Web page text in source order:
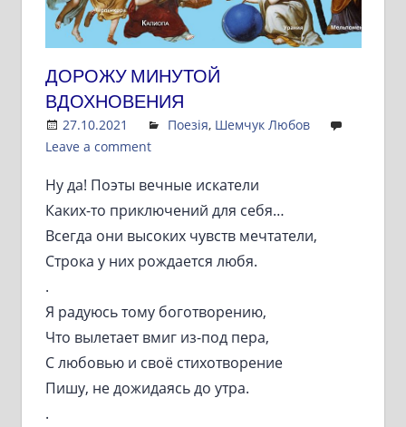
ДОРОЖУ МИНУТОЙ
ВДОХНОВЕНИЯ
27.10.2021 Admin
Поезія, Шемчук Любов
Leave a comment
Ну да! Поэты вечные искатели
Каких-то приключений для себя…
Всегда они высоких чувств мечтатели,
Строка у них рождается любя.
.
Я радуюсь тому боготворению,
Что вылетает вмиг из-под пера,
С любовью и своё стихотворение
Пишу, не дожидаясь до утра.
.